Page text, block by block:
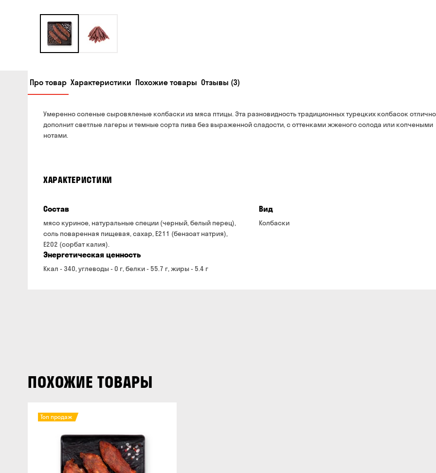
Про товар Характеристики Похожие товары Отзывы (3)
Умеренно соленые сыровяленые колбаски из мяса птицы. Эта разновидность традиционных турецких колбасок отлично
дополнит светлые лагеры и темные сорта пива без выраженной сладости, с оттенками жженого солода или копчеными
нотами.
ХАРАКТЕРИСТИКИ
Состав
мясо куриное, натуральные специи (черный, белый перец),
соль поваренная пищевая, сахар, Е211 (бензоат натрия),
Е202 (сорбат калия).
Энергетическая ценность
Ккал - 340, углеводы - 0 г, белки - 55.7 г, жиры - 5.4 г
Вид
Колбаски
ПОХОЖИЕ ТОВАРЫ
Топ продаж